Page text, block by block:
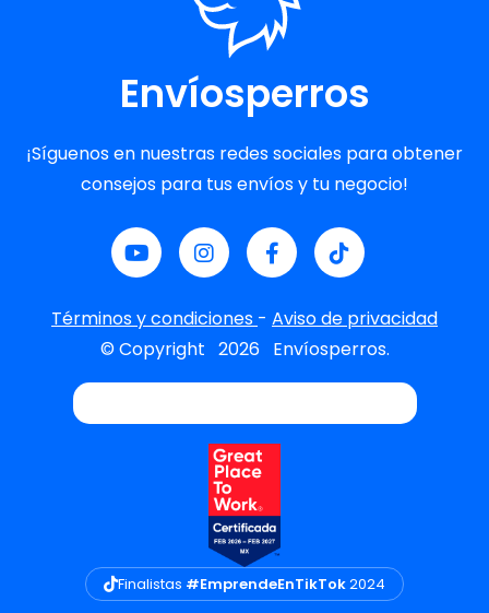
Envíosperros
¡Síguenos en nuestras redes sociales para obtener
consejos para tus envíos y tu negocio!
Términos y condiciones - Aviso de privacidad
© Copyright 2026 Envíosperros.
Finalistas #EmprendeEnTikTok2024